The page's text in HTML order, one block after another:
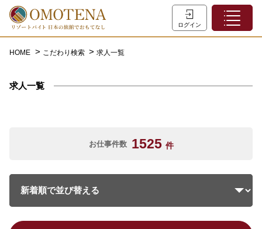
ログイン
ホーム
主な職種
会員登録
HOME こだわり検索 求人一覧
求人一覧
お仕事件数 1525 件